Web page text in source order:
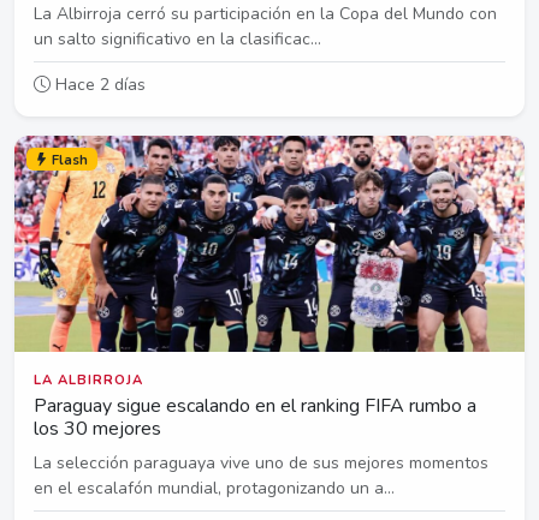
La Albirroja cerró su participación en la Copa del Mundo con
un salto significativo en la clasificac...
Hace 2 días
Flash
LA ALBIRROJA
Paraguay sigue escalando en el ranking FIFA rumbo a
los 30 mejores
La selección paraguaya vive uno de sus mejores momentos
en el escalafón mundial, protagonizando un a...